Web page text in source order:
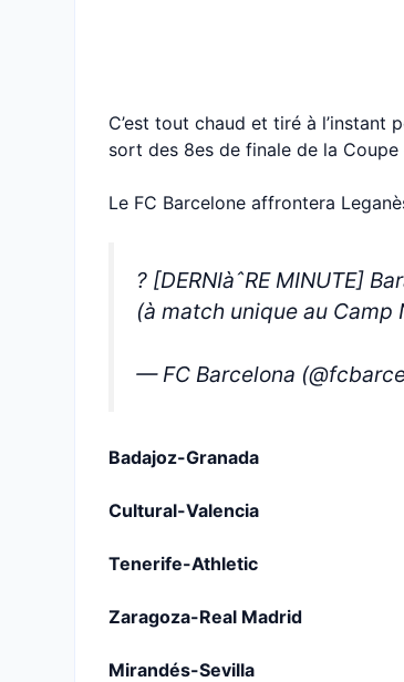
C’est tout chaud et tiré à l’instant
sort des 8es de finale de la Coupe
Le FC Barcelone affrontera
? [DERNIàˆRE MINUTE]
(à match unique au Camp
— FC Barcelona
Badajoz-Granada
Cultural-Valencia
Tenerife-Athletic
Zaragoza-Real Madrid
Mirandés-Sevilla